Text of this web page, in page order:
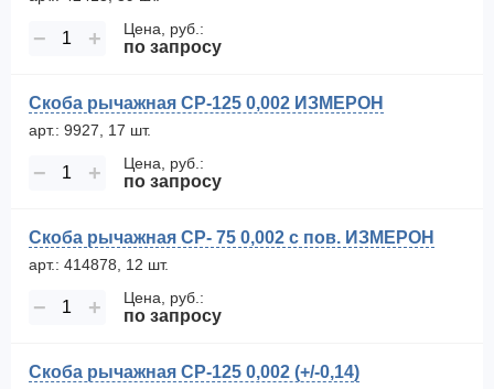
− + Цена, руб.:
по запросу
Скоба рычажная СР-125 0,002 ИЗМЕРОН
арт.: 9927, 17 шт.
− + Цена, руб.:
по запросу
Скоба рычажная СР- 75 0,002 с пов. ИЗМЕРОН
арт.: 414878, 12 шт.
− + Цена, руб.:
по запросу
Скоба рычажная СР-125 0,002 (+/-0,14)